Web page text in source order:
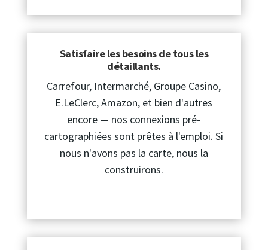
Satisfaire les besoins de tous les
détaillants.
Carrefour, Intermarché, Groupe Casino,
E.LeClerc, Amazon, et bien d'autres
encore — nos connexions pré-
cartographiées sont prêtes à l'emploi. Si
nous n'avons pas la carte, nous la
construirons.